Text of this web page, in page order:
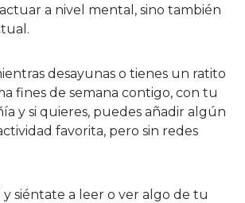
a nivel mental, sino también
desayunas o tienes un ratito
fines de semana contigo, con tu
y si quieres, puedes añadir algún
favorita, pero sin redes
siéntate a leer o ver algo de tu